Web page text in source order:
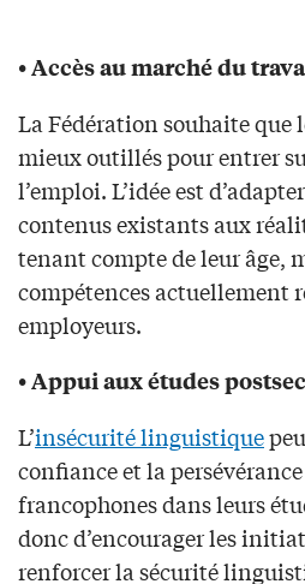
• Accès au marché du
La Fédération souhaite que
mieux outillés pour entrer
l’emploi. L’idée est
contenus existants aux
tenant compte de leur âge,
compétences actuellement
employeurs.
• Appui aux études
L’insécurité linguistique
confiance et la
francophones dans leurs
donc d’encourager les
renforcer la sécurité